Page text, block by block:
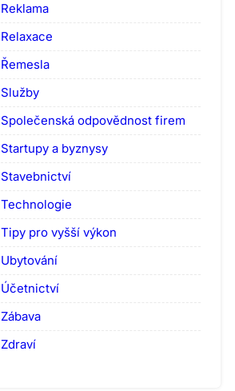
Reklama
Relaxace
Řemesla
Služby
Společenská odpovědnost firem
Startupy a byznysy
Stavebnictví
Technologie
Tipy pro vyšší výkon
Ubytování
Účetnictví
Zábava
Zdraví